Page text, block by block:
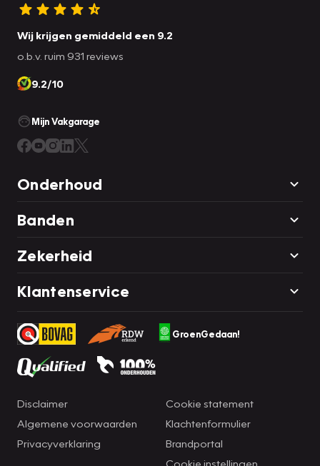
Wij krijgen gemiddeld een 9.2
o.b.v. ruim 931 reviews
9.2/10
Mijn Vakgarage
Onderhoud
Banden
Zekerheid
Klantenservice
GroenGedaan!
Disclaimer
Algemene voorwaarden
Privacyverklaring
Cookie statement
Klachtenformulier
Brandportal
Cookie instellingen